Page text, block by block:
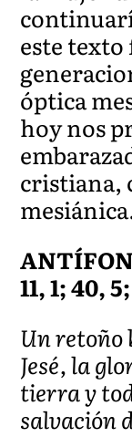
este
óptica
hoy nos
cristiana,
11, 1; 40,
Un retoño
Jesé, la
tierra y
salvación